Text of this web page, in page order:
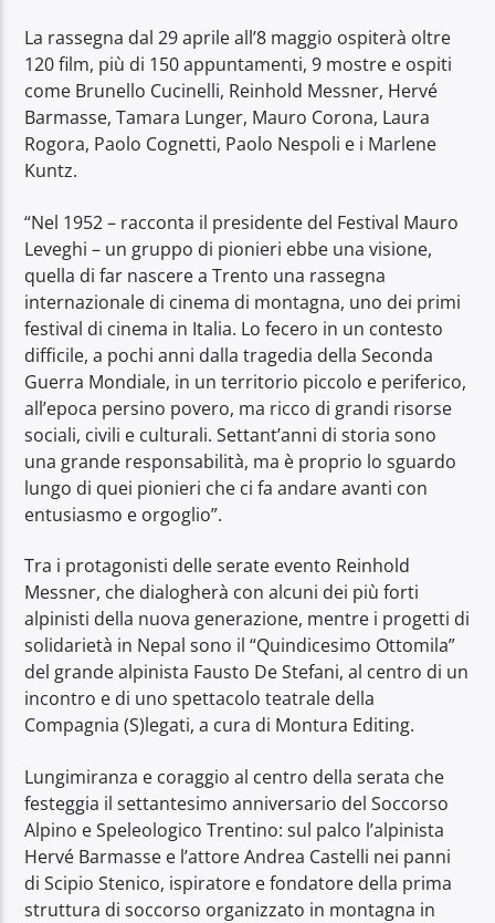
La rassegna dal 29 aprile all’8 maggio ospiterà oltre
120 film, più di 150 appuntamenti, 9 mostre e ospiti
come Brunello Cucinelli, Reinhold Messner, Hervé
Barmasse, Tamara Lunger, Mauro Corona, Laura
Rogora, Paolo Cognetti, Paolo Nespoli e i Marlene
Kuntz.
“Nel 1952 – racconta il presidente del Festival Mauro
Leveghi – un gruppo di pionieri ebbe una visione,
quella di far nascere a Trento una rassegna
internazionale di cinema di montagna, uno dei primi
festival di cinema in Italia. Lo fecero in un contesto
difficile, a pochi anni dalla tragedia della Seconda
Guerra Mondiale, in un territorio piccolo e periferico,
all’epoca persino povero, ma ricco di grandi risorse
sociali, civili e culturali. Settant’anni di storia sono
una grande responsabilità, ma è proprio lo sguardo
lungo di quei pionieri che ci fa andare avanti con
entusiasmo e orgoglio”.
Tra i protagonisti delle serate evento Reinhold
Messner, che dialogherà con alcuni dei più forti
alpinisti della nuova generazione, mentre i progetti di
solidarietà in Nepal sono il “Quindicesimo Ottomila”
del grande alpinista Fausto De Stefani, al centro di un
incontro e di uno spettacolo teatrale della
Compagnia (S)legati, a cura di Montura Editing.
Lungimiranza e coraggio al centro della serata che
festeggia il settantesimo anniversario del Soccorso
Alpino e Speleologico Trentino: sul palco l’alpinista
Hervé Barmasse e l’attore Andrea Castelli nei panni
di Scipio Stenico, ispiratore e fondatore della prima
struttura di soccorso organizzato in montagna in